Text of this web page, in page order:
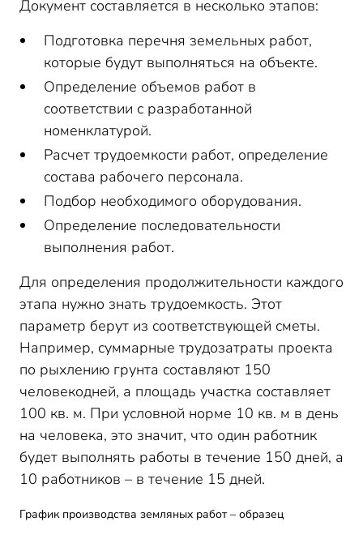
Документ составляется в несколько этапов:
Подготовка перечня земельных работ,
которые будут выполняться на объекте.
Определение объемов работ в
соответствии с разработанной
номенклатурой.
Расчет трудоемкости работ, определение
состава рабочего персонала.
Подбор необходимого оборудования.
Определение последовательности
выполнения работ.
Для определения продолжительности каждого
этапа нужно знать трудоемкость. Этот
параметр берут из соответствующей сметы.
Например, суммарные трудозатраты проекта
по рыхлению грунта составляют 150
человекодней, а площадь участка составляет
100 кв. м. При условной норме 10 кв. м в день
на человека, это значит, что один работник
будет выполнять работы в течение 150 дней, а
10 работников – в течение 15 дней.
График производства земляных работ – образец